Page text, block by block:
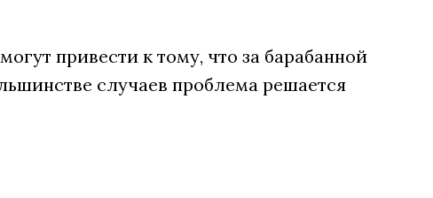
привести к тому, что за барабанной
случаев проблема решается